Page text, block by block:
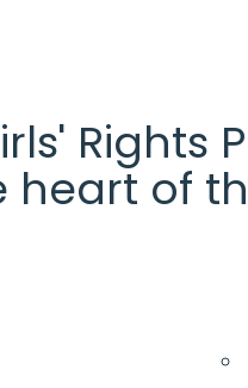
Rights
heart of